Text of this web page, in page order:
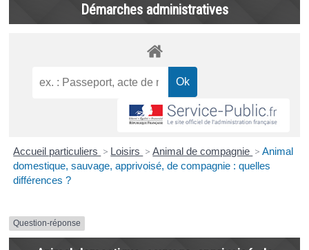
Démarches administratives
Accueil particuliers > Loisirs > Animal de compagnie > Animal
domestique, sauvage, apprivoisé, de compagnie : quelles
différences ?
Question-réponse